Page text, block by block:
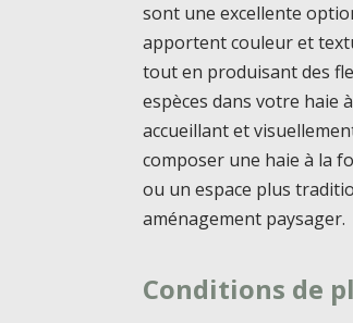
sont une excellente
apportent couleur et
tout en produisant des
espèces dans votre haie
accueillant et
composer une haie à la
ou un espace plus
aménagement paysager.
Conditions de